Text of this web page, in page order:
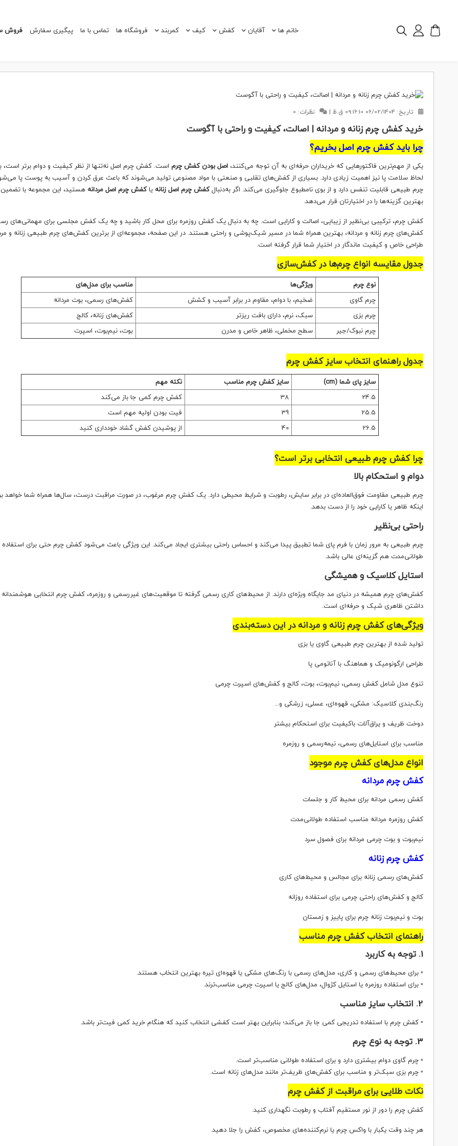
خانم ها آقایان کفش کیف کمربند فروشگاه ها تماس با ما پیگیری سفارش فروش
تاریخ: 06/02/1404 09:16:10 ق.ظ | نظرات: 0
خرید کفش چرم زنانه و مردانه | اصالت، کیفیت و راحتی با آگوست
چرا باید کفش چرم اصل بخریم؟
یکی از مهم‌ترین فاکتورهایی که خریداران حرفه‌ای به آن توجه می‌کنند، اصل بودن کفش چرم است. کفش چرم اصل نه‌تنها از نظر کیفیت و دوام برتر است،
لحاظ سلامت پا نیز اهمیت زیادی دارد. بسیاری از کفش‌های تقلبی و صنعتی با مواد مصنوعی تولید می‌شوند که باعث عرق کردن و آسیب به پوست پا
چرم طبیعی قابلیت تنفس دارد و از بوی نامطبوع جلوگیری می‌کند. اگر به‌دنبالکفش چرم اصل زنانه یاکفش چرم اصل مردانه هستید، این مجموعه با
بهترین گزینه‌ها را در اختیارتان قرار می‌دهد.
کفش چرم، ترکیبی بی‌نظیر از زیبایی، اصالت و کارایی است. چه به دنبال یک کفش روزمره برای محل کار باشید و چه یک کفش مجلسی برای مهمانی‌های
کفش‌های چرم زنانه و مردانه، بهترین همراه شما در مسیر شیک‌پوشی و راحتی هستند. در این صفحه، مجموعه‌ای از برترین کفش‌های چرم طبیعی زنانه و
طراحی خاص و کیفیت ماندگار در اختیار شما قرار گرفته است.
جدول مقایسه انواع چرم‌ها در کفش‌سازی
نوع چرم ویژگی‌ها
مناسب برای مدل‌های
چرم گاوی
ضخیم، با دوام، مقاوم در برابر آسیب و کشش
کفش‌های رسمی، بوت مردانه
چرم بزی
سبک، نرم، دارای بافت ریزتر
کفش‌های زنانه، کالج
چرم نبوک/جیر
سطح مخملی، ظاهر خاص و مدرن بوت، نیم‌بوت، اسپرت
جدول راهنمای انتخاب سایز کفش چرم
سایز پای شما (cm) سایز کفش چرم مناسب
نکته مهم
24.5
38
کفش چرم کمی جا باز می‌کند
25.5
39
فیت بودن اولیه مهم است
26.5
40 از پوشیدن کفش گشاد خودداری کنید
چرا کفش چرم طبیعی انتخابی برتر است؟
دوام و استحکام بالا
چرم طبیعی مقاومت فوق‌العاده‌ای در برابر سایش، رطوبت و شرایط محیطی دارد. یک کفش چرم مرغوب، در صورت مراقبت درست، سال‌ها همراه شما خواهد
اینکه ظاهر یا کارایی خود را از دست بدهد.
راحتی بی‌نظیر
چرم طبیعی به مرور زمان با فرم پای شما تطبیق پیدا می‌کند و احساس راحتی بیشتری ایجاد می‌کند. این ویژگی باعث می‌شود کفش چرم حتی برای استفاده
طولانی‌مدت هم گزینه‌ای عالی باشد.
استایل کلاسیک و همیشگی
کفش‌های چرم همیشه در دنیای مد جایگاه ویژه‌ای دارند. از محیط‌های کاری رسمی گرفته تا موقعیت‌های غیررسمی و روزمره، کفش چرم انتخابی هوشمندانه
داشتن ظاهری شیک و حرفه‌ای است.
ویژگی‌های کفش چرم زنانه و مردانه در این دسته‌بندی
تولید شده از بهترین چرم طبیعی گاوی یا بزی
طراحی ارگونومیک و هماهنگ با آناتومی پا
تنوع مدل شامل کفش رسمی، نیم‌بوت، بوت، کالج و کفش‌های اسپرت چرمی
رنگ‌بندی کلاسیک: مشکی، قهوه‌ای، عسلی، زرشکی و...
دوخت ظریف و یراق‌آلات باکیفیت برای استحکام بیشتر
مناسب برای استایل‌های رسمی، نیمه‌رسمی و روزمره
انواع مدل‌های کفش چرم موجود
کفش چرم مردانه
کفش رسمی مردانه برای محیط کار و جلسات
کفش روزمره مردانه مناسب استفاده طولانی‌مدت
نیم‌بوت و بوت چرمی مردانه برای فصول سرد
کفش چرم زنانه
کفش‌های رسمی زنانه برای مجالس و محیط‌های کاری
کالج و کفش‌های راحتی چرمی برای استفاده روزانه
بوت و نیم‌بوت زنانه چرم برای پاییز و زمستان
راهنمای انتخاب کفش چرم مناسب
1. توجه به کاربرد
▫ برای محیط‌های رسمی و کاری، مدل‌های رسمی با رنگ‌های مشکی یا قهوه‌ای تیره بهترین انتخاب هستند.
▫ برای استفاده روزمره یا استایل کژوال، مدل‌های کالج یا اسپرت چرمی مناسب‌ترند.
2. انتخاب سایز مناسب
▫ کفش چرم با استفاده تدریجی کمی جا باز می‌کند؛ بنابراین بهتر است کفشی انتخاب کنید که هنگام خرید کمی فیت‌تر باشد.
3. توجه به نوع چرم
▫ چرم گاوی دوام بیشتری دارد و برای استفاده طولانی مناسب‌تر است.
▫ چرم بزی سبک‌تر و مناسب برای کفش‌های ظریف‌تر مانند مدل‌های زنانه است.
نکات طلایی برای مراقبت از کفش چرم
کفش چرم را دور از نور مستقیم آفتاب و رطوبت نگهداری کنید.
هر چند وقت یکبار با واکس چرم یا نرم‌کننده‌های مخصوص، کفش را جلا دهید.